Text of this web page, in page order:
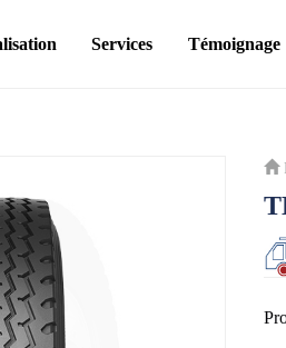
Services Témoignage